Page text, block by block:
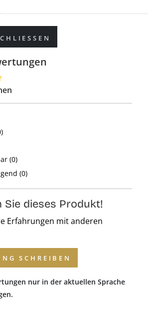
Bewertung von 5 von 5 Sternen
(0)
(0)
Sie dieses Produkt!
Erfahrungen mit anderen
SCHREIBEN
nur in der aktuellen Sprache